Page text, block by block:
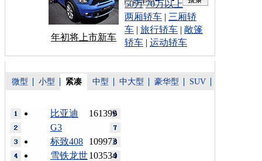
年初将上市新车
50万 70万以上
两厢轿车 | 三厢轿
车 | 旅行轿车 | 敞篷
轿车 | 运动轿车
微型 小型 紧凑 中型 中大型 豪华型 SUV
161399
比亚迪
G3
109973
标致408
103534
雪铁龙世